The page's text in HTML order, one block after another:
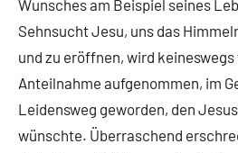
Wunsches am Beispiel seines
Sehnsucht Jesu, uns das
und zu eröffnen, wird
Anteilnahme aufgenommen, im
Leidensweg geworden, den
wünschte. Überraschend